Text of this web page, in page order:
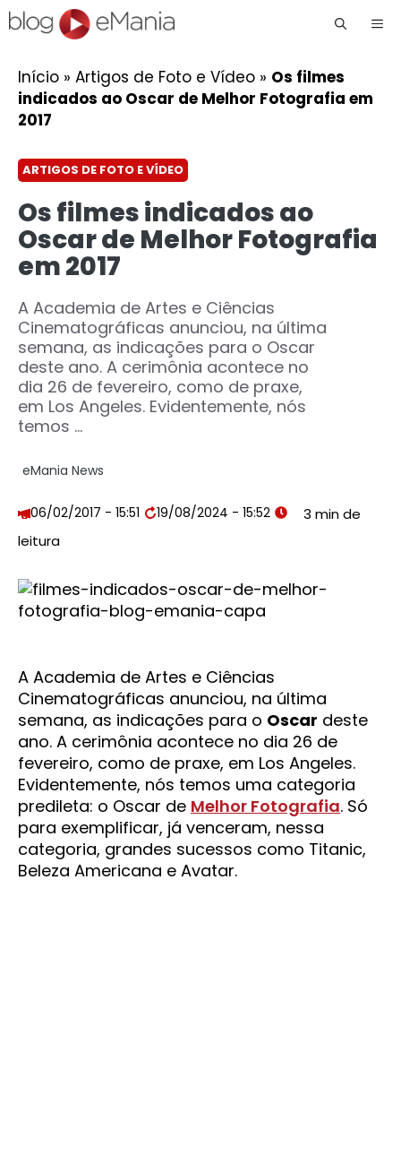
Início » Artigos de Foto e Vídeo » Os filmes
indicados ao Oscar de Melhor Fotografia em
2017
ARTIGOS DE FOTO E VÍDEO
Os filmes indicados ao
Oscar de Melhor Fotografia
em 2017
A Academia de Artes e Ciências
Cinematográficas anunciou, na última
semana, as indicações para o Oscar
deste ano. A cerimônia acontece no
dia 26 de fevereiro, como de praxe,
em Los Angeles. Evidentemente, nós
temos ...
eMania News
06/02/2017 - 15:51 19/08/2024 - 15:52
A Academia de Artes e Ciências
Cinematográficas anunciou, na última
semana, as indicações para o Oscar deste
ano. A cerimônia acontece no dia 26 de
fevereiro, como de praxe, em Los Angeles.
Evidentemente, nós temos uma categoria
predileta: o Oscar de Melhor Fotografia. Só
para exemplificar, já venceram, nessa
categoria, grandes sucessos como Titanic,
Beleza Americana e Avatar.